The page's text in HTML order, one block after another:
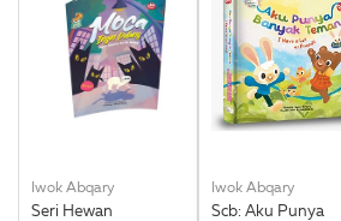
Iwok Abqary
Seri Hewan
Iwok Abqary
Scb: Aku Punya